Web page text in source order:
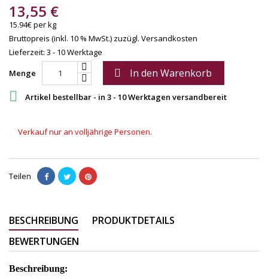
13,55 €
15.94€ per kg
Bruttopreis (inkl. 10 % MwSt.) zuzügl. Versandkosten
Lieferzeit: 3 - 10 Werktage
Menge
 In den Warenkorb
 Artikel bestellbar - in 3 - 10 Werktagen versandbereit
Verkauf nur an volljährige Personen.
Teilen
BESCHREIBUNG
PRODUKTDETAILS
BEWERTUNGEN
Beschreibung: